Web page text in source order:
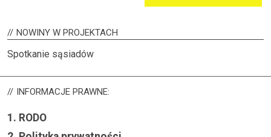
NOWINYW PROJEKTACH
Spotkanie sąsiadów
INFORMACJEPRAWNE:
1. RODO